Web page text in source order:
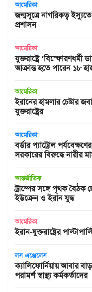
আমেরিকা
জন্মসূত্রে নাগরিকত্ব
প্রশাসন
আমেরিকা
যুক্তরাষ্ট্রে ‘বিস্ফোরণধর্মী
আক্রান্ত হতে পারেন ১৮
আমেরিকা
ইরানের হামলার চেষ্টার
যুক্তরাষ্ট্রের
আমেরিকা
বর্ডার প্যাট্রোল
সরকারের বিরুদ্ধে নারীর
আন্তর্জাতিক
ট্রাম্পের সঙ্গে পৃথক বৈঠক
ইউক্রেন ও ইরান যুদ্ধ
আমেরিকা
ইরান-যুক্তরাষ্ট্রের
লস এঞ্জেলেস
ক্যালিফোর্নিয়ায় আবার
পরামর্শ স্বাস্থ্য কর্মকর্তাদের